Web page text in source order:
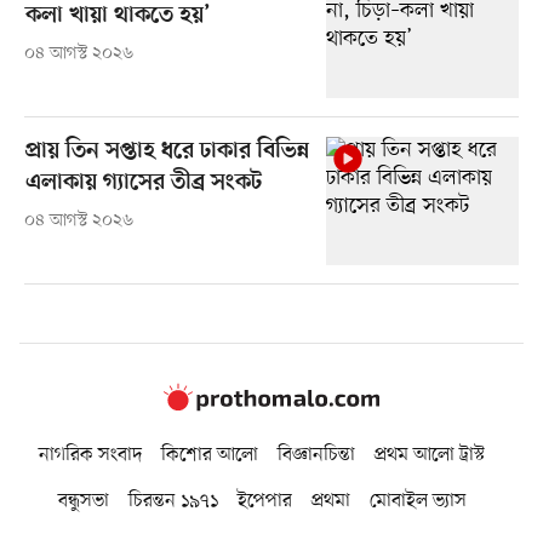
কলা খায়া থাকতে হয়’
০৪ আগস্ট ২০২৬
প্রায় তিন সপ্তাহ ধরে ঢাকার বিভিন্ন
এলাকায় গ্যাসের তীব্র সংকট
০৪ আগস্ট ২০২৬
নাগরিক সংবাদ কিশোর আলো বিজ্ঞানচিন্তা
প্রথম আলো ট্রাস্ট
বন্ধুসভা
চিরন্তন ১৯৭১ ইপেপার প্রথমা মোবাইল ভ্যাস